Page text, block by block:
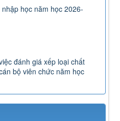
học năm học 2026-
đánh giá xếp loại chất
bộ viên chức năm học